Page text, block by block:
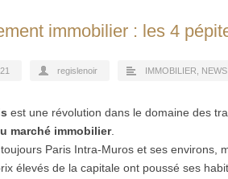
immobilier : les 4
regislenoir IMMOBILIER NEWS
est une révolution dans le domaine des
marché immobilier.
Paris Intra-Muros et ses environs,
élevés de la capitale ont poussé ses